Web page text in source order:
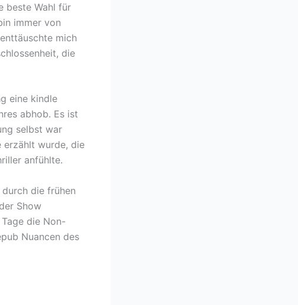
beste Wahl für
immer von
mich
die
eine kindle
abhob. Es ist
selbst war
erzählt wurde, die
anfühlte.
die frühen
Show
die Non-
Nuancen des